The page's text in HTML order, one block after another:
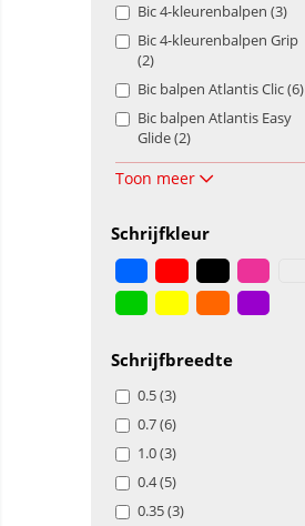
Bic 4-kleurenbalpen (3)
Bic 4-kleurenbalpen Grip
(2)
Bic balpen Atlantis Clic (6)
Bic balpen Atlantis Easy
Glide (2)
Toon meer
Schrijfkleur
Schrijfbreedte
0.5 (3)
0.7 (6)
1.0 (3)
0.4 (5)
0.35 (3)